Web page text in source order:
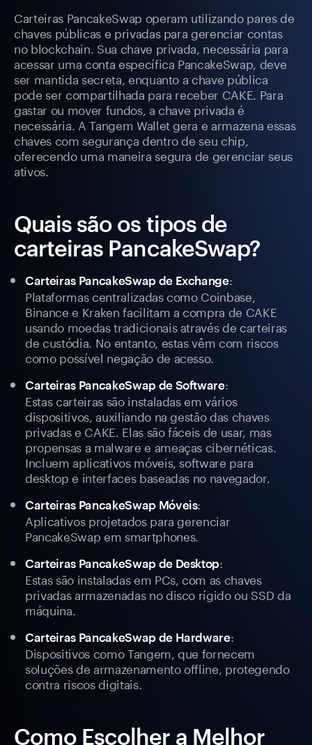
Carteiras PancakeSwap operam utilizando pares de
chaves públicas e privadas para gerenciar contas
no blockchain. Sua chave privada, necessária para
acessar uma conta específica PancakeSwap, deve
ser mantida secreta, enquanto a chave pública
pode ser compartilhada para receber CAKE. Para
gastar ou mover fundos, a chave privada é
necessária. A Tangem Wallet gera e armazena essas
chaves com segurança dentro de seu chip,
oferecendo uma maneira segura de gerenciar seus
ativos.
Quais são os tipos de
carteiras PancakeSwap?
Carteiras PancakeSwap de Exchange:
Plataformas centralizadas como Coinbase,
Binance e Kraken facilitam a compra de CAKE
usando moedas tradicionais através de carteiras
de custódia. No entanto, estas vêm com riscos
como possível negação de acesso.
Carteiras PancakeSwap de Software:
Estas carteiras são instaladas em vários
dispositivos, auxiliando na gestão das chaves
privadas e CAKE. Elas são fáceis de usar, mas
propensas a malware e ameaças cibernéticas.
Incluem aplicativos móveis, software para
desktop e interfaces baseadas no navegador.
Carteiras PancakeSwap Móveis:
Aplicativos projetados para gerenciar
PancakeSwap em smartphones.
Carteiras PancakeSwap de Desktop:
Estas são instaladas em PCs, com as chaves
privadas armazenadas no disco rígido ou SSD da
máquina.
Carteiras PancakeSwap de Hardware:
Dispositivos como Tangem, que fornecem
soluções de armazenamento offline, protegendo
contra riscos digitais.
Como Escolher a Melhor